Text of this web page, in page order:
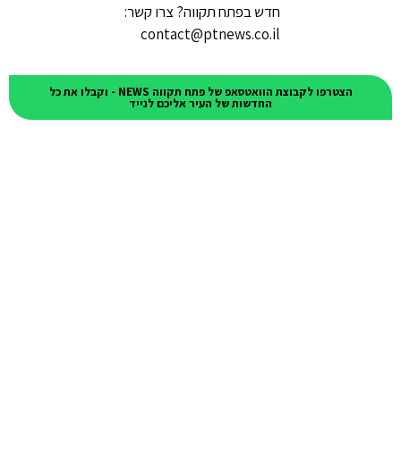
חדש בפתח תקווה? צרו קשר:
contact@ptnews.co.il
הצטרפו לקבוצת הוואטסאפ של פתח תקווה NEWS - וקבלו את כל
החדשות של העיר אליכם לנייד